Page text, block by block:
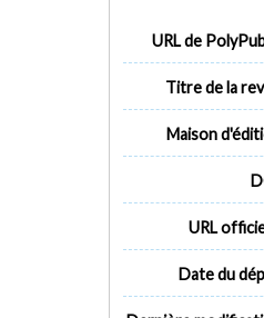
URL de
Titre de la
Maison
URL
Date du